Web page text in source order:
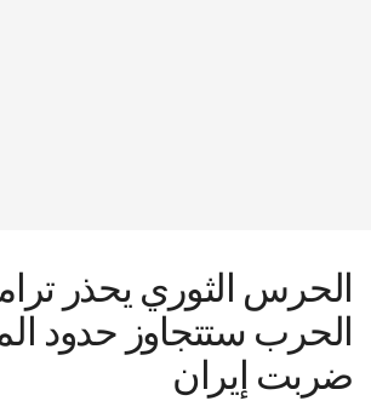
الحرس الثوري يحذر
الحرب ستتجاوز حدود
ضربت إيران